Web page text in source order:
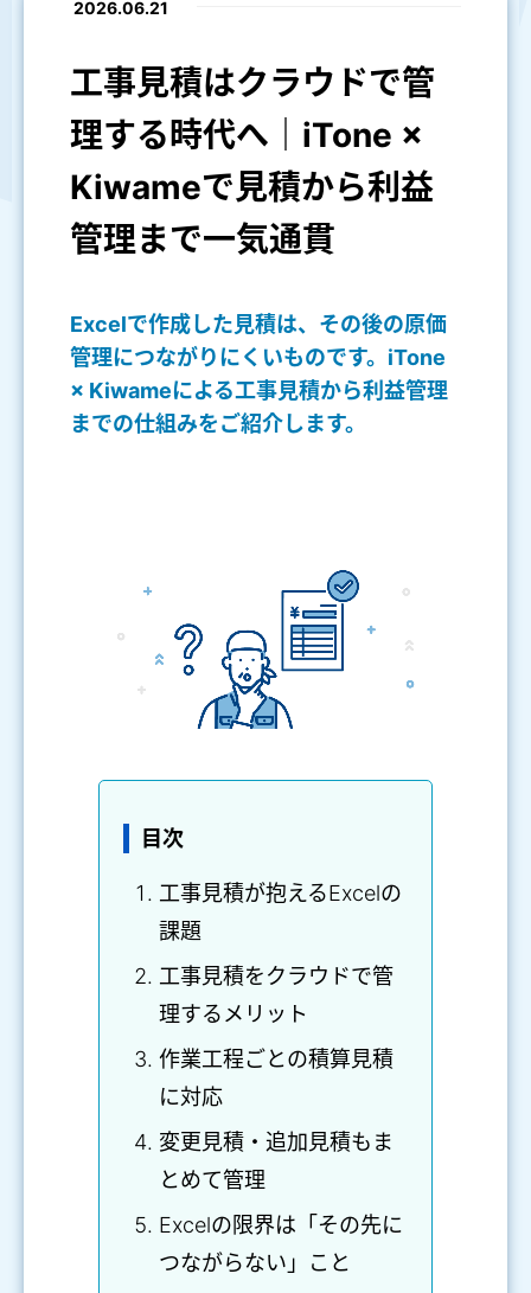
2026.06.21
工事見積はクラウドで管
理する時代へ｜iTone ×
Kiwameで見積から利益
管理まで一気通貫
Excelで作成した見積は、その後の原価
管理につながりにくいものです。iTone
× Kiwameによる工事見積から利益管理
までの仕組みをご紹介します。
目次
工事見積が抱えるExcelの
課題
工事見積をクラウドで管
理するメリット
作業工程ごとの積算見積
に対応
変更見積・追加見積もま
とめて管理
Excelの限界は「その先に
つながらない」こと